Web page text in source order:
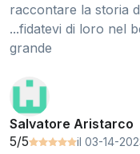
raccontare la storia
...fidatevi di loro nel
grande
Salvatore Aristarco
5/5
il 03-14-